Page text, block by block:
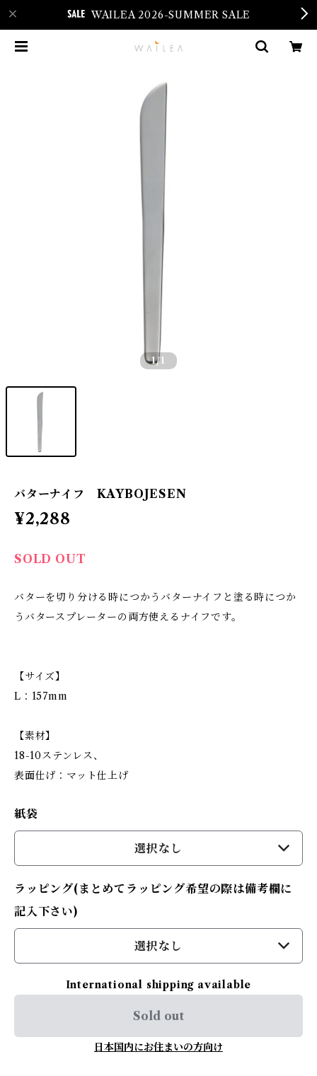
WAILEA 2026-SUMMER SALE
1/1
バターナイフ KAYBOJESEN
¥2,288
SOLD OUT
バターを切り分ける時につかうバターナイフと塗る時につか
うバタースプレーターの両方使えるナイフです。
【サイズ】
L：157mm
【素材】
18-10ステンレス、
表面仕げ：マット仕上げ
紙袋
選択なし
ラッピング(まとめてラッピング希望の際は備考欄に
記入下さい)
選択なし
International shipping available
Sold out
日本国内にお住まいの方向け